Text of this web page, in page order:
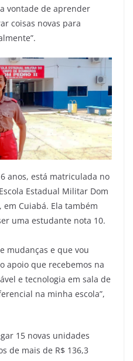
vontade de aprender
coisas novas para
anos, está matriculada no
Estadual Militar Dom
em Cuiabá. Ela também
uma estudante nota 10.
mudanças e que vou
apoio que recebemos na
e tecnologia em sala de
na minha escola”,
15 novas unidades
de mais de R$ 136,3